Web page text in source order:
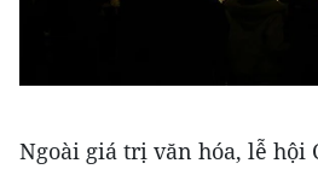
Ngoài giá trị văn hóa, lễ hội